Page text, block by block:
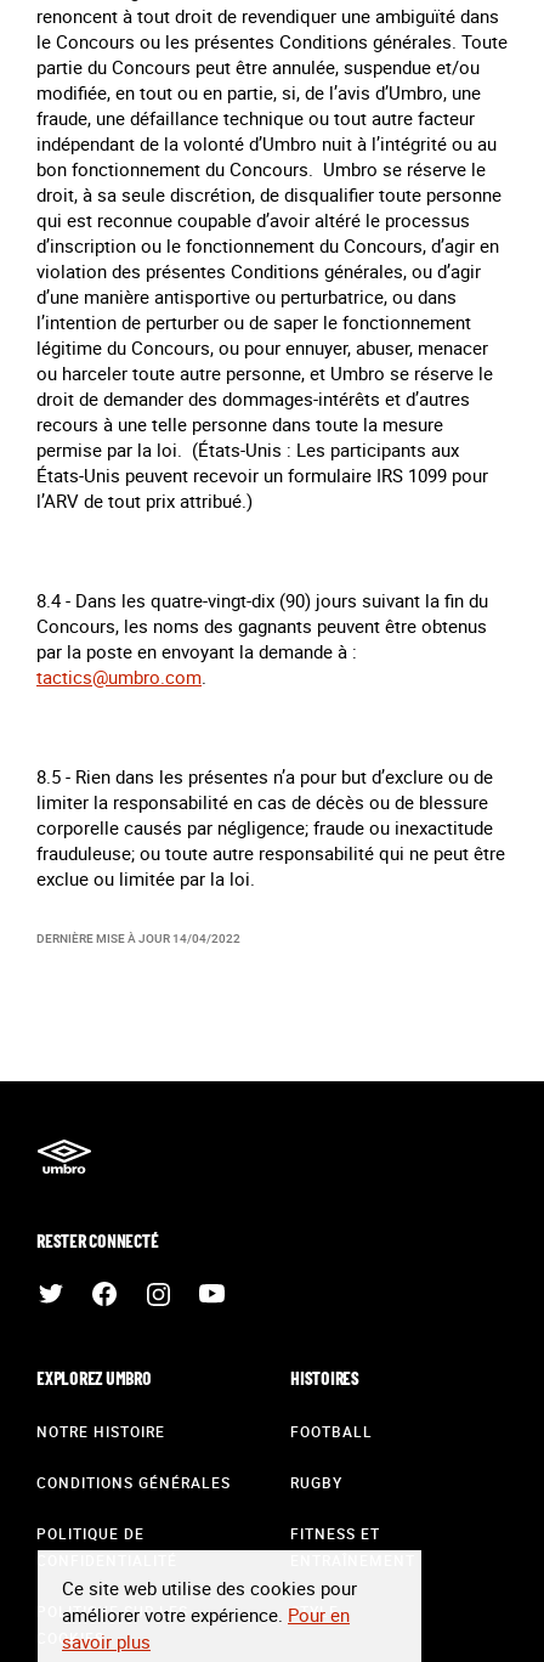
renoncent à tout droit de revendiquer une ambiguïté dans
le Concours ou les présentes Conditions générales. Toute
partie du Concours peut être annulée, suspendue et/ou
modifiée, en tout ou en partie, si, de l’avis d’Umbro, une
fraude, une défaillance technique ou tout autre facteur
indépendant de la volonté d’Umbro nuit à l’intégrité ou au
bon fonctionnement du Concours. Umbro se réserve le
droit, à sa seule discrétion, de disqualifier toute personne
qui est reconnue coupable d’avoir altéré le processus
d’inscription ou le fonctionnement du Concours, d’agir en
violation des présentes Conditions générales, ou d’agir
d’une manière antisportive ou perturbatrice, ou dans
l’intention de perturber ou de saper le fonctionnement
légitime du Concours, ou pour ennuyer, abuser, menacer
ou harceler toute autre personne, et Umbro se réserve le
droit de demander des dommages-intérêts et d’autres
recours à une telle personne dans toute la mesure
permise par la loi. (États-Unis : Les participants aux
États-Unis peuvent recevoir un formulaire IRS 1099 pour
l’ARV de tout prix attribué.)
8.4 - Dans les quatre-vingt-dix (90) jours suivant la fin du
Concours, les noms des gagnants peuvent être obtenus
par la poste en envoyant la demande à :
tactics@umbro.com.
8.5 - Rien dans les présentes n’a pour but d’exclure ou de
limiter la responsabilité en cas de décès ou de blessure
corporelle causés par négligence; fraude ou inexactitude
frauduleuse; ou toute autre responsabilité qui ne peut être
exclue ou limitée par la loi.
DERNIÈRE MISE À JOUR 14/04/2022
RESTER CONNECTÉ
EXPLOREZ UMBRO
NOTRE HISTOIRE
CONDITIONS GÉNÉRALES
POLITIQUE DE
POLITIQUE SUR LES
COOKIES
HISTOIRES
FOOTBALL
RUGBY
FITNESS ET
STYLE
Ce site web utilise des cookies pour
améliorer votre expérience. Pour en
savoir plus